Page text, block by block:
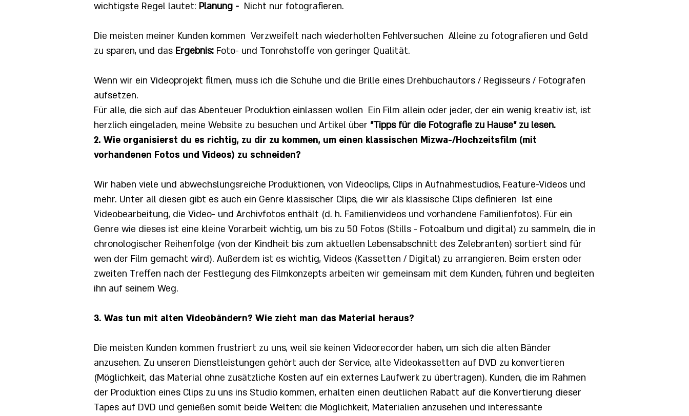
wichtigste Regel lautet: Planung - Nicht nur fotografieren.
Die meisten meiner Kunden kommen Verzweifelt nach wiederholten Fehlversuchen Alleine zu fotografieren und Geld
zu sparen, und das Ergebnis: Foto- und Tonrohstoffe von geringer Qualität.
Wenn wir ein Videoprojekt filmen, muss ich die Schuhe und die Brille eines Drehbuchautors / Regisseurs / Fotografen
aufsetzen.
Für alle, die sich auf das Abenteuer Produktion einlassen wollen Ein Film allein oder jeder, der ein wenig kreativ ist, ist
herzlich eingeladen, meine Website zu besuchen und Artikel über "Tipps für die Fotografie zu Hause" zu lesen.
2. Wie organisierst du es richtig, zu dir zu kommen, um einen klassischen Mizwa-/Hochzeitsfilm (mit
vorhandenen Fotos und Videos) zu schneiden?
Wir haben viele und abwechslungsreiche Produktionen, von Videoclips, Clips in Aufnahmestudios, Feature-Videos und
mehr. Unter all diesen gibt es auch ein Genre klassischer Clips, die wir als klassische Clips definieren Ist eine
Videobearbeitung, die Video- und Archivfotos enthält (d. h. Familienvideos und vorhandene Familienfotos). Für ein
Genre wie dieses ist eine kleine Vorarbeit wichtig, um bis zu 50 Fotos (Stills - Fotoalbum und digital) zu sammeln, die in
chronologischer Reihenfolge (von der Kindheit bis zum aktuellen Lebensabschnitt des Zelebranten) sortiert sind für
wen der Film gemacht wird). Außerdem ist es wichtig, Videos (Kassetten / Digital) zu arrangieren. Beim ersten oder
zweiten Treffen nach der Festlegung des Filmkonzepts arbeiten wir gemeinsam mit dem Kunden, führen und begleiten
ihn auf seinem Weg.
3. Was tun mit alten Videobändern? Wie zieht man das Material heraus?
Die meisten Kunden kommen frustriert zu uns, weil sie keinen Videorecorder haben, um sich die alten Bänder
anzusehen. Zu unseren Dienstleistungen gehört auch der Service, alte Videokassetten auf DVD zu konvertieren
(Möglichkeit, das Material ohne zusätzliche Kosten auf ein externes Laufwerk zu übertragen). Kunden, die im Rahmen
der Produktion eines Clips zu uns ins Studio kommen, erhalten einen deutlichen Rabatt auf die Konvertierung dieser
Tapes auf DVD und genießen somit beide Welten: die Möglichkeit, Materialien anzusehen und interessante